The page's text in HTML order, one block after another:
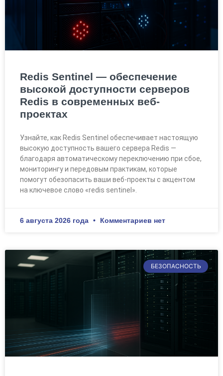
Redis Sentinel — обеспечение
высокой доступности серверов
Redis в современных веб-
проектах
Узнайте, как Redis Sentinel обеспечивает настоящую
высокую доступность вашего сервера Redis —
благодаря автоматическому переключению при сбое,
мониторингу и передовым практикам, которые
помогут обезопасить ваши веб-проекты с акцентом
на ключевое слово «redis sentinel».
6 августа 2026 года Комментариев нет
БЕЗОПАСНОСТЬ